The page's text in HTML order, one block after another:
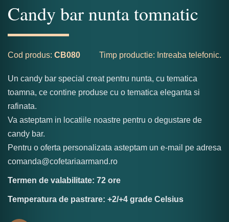
Candy bar nunta tomnatic
Cod produs: CB080 Timp productie: Intreaba telefonic.
Un candy bar special creat pentru nunta, cu tematica
toamna, ce contine produse cu o tematica eleganta si
rafinata.
Va asteptam in locatiile noastre pentru o degustare de
candy bar.
Pentru o oferta personalizata asteptam un e-mail pe adresa
comanda@cofetariaarmand.ro
Termen de valabilitate: 72 ore
Temperatura de pastrare: +2/+4 grade Celsius